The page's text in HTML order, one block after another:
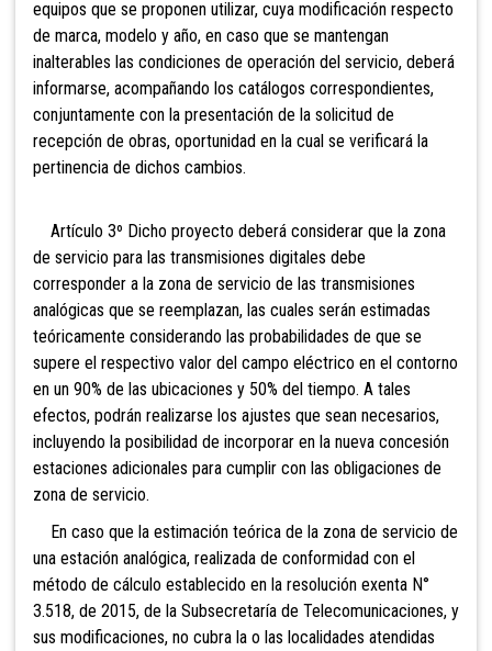
equipos que se proponen utilizar, cuya modificación respecto
de marca, modelo y año, en caso que se mantengan
inalterables las condiciones de operación del servicio, deberá
informarse, acompañando los catálogos correspondientes,
conjuntamente con la presentación de la solicitud de
recepción de obras, oportunidad en la cual se verificará la
pertinencia de dichos cambios.
Artículo 3º Dicho proyecto deberá considerar que la zona
de servicio para las transmisiones digitales debe
corresponder a la zona de servicio de las transmisiones
analógicas que se reemplazan, las cuales serán estimadas
teóricamente considerando las probabilidades de que se
supere el respectivo valor del campo eléctrico en el contorno
en un 90% de las ubicaciones y 50% del tiempo. A tales
efectos, podrán realizarse los ajustes que sean necesarios,
incluyendo la posibilidad de incorporar en la nueva concesión
estaciones adicionales para cumplir con las obligaciones de
zona de servicio.
En caso que la estimación teórica de la zona de servicio de
una estación analógica, realizada de conformidad con el
método de cálculo establecido en la resolución exenta N°
3.518, de 2015, de la Subsecretaría de Telecomunicaciones, y
sus modificaciones, no cubra la o las localidades atendidas